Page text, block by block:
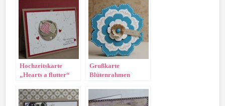
Hochzeitskarte
„Hearts a flutter“
Grußkarte
Blütenrahmen